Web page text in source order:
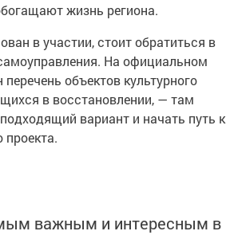
жизнь региона.
в участии, стоит обратиться в
На официальном
объектов культурного
в восстановлении, — там
вариант и начать путь к
проекта.
важным и интересным в